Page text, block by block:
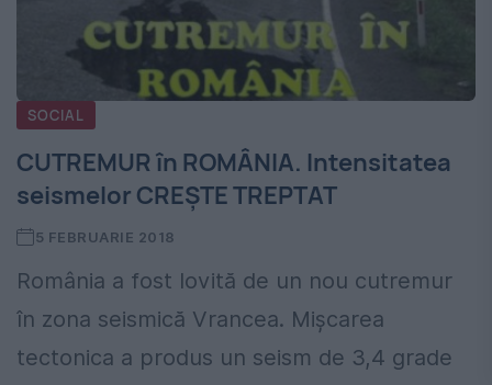
SOCIAL
CUTREMUR în ROMÂNIA. Intensitatea
seismelor CREȘTE TREPTAT
5 FEBRUARIE 2018
România a fost lovită de un nou cutremur
în zona seismică Vrancea. Mișcarea
tectonica a produs un seism de 3,4 grade